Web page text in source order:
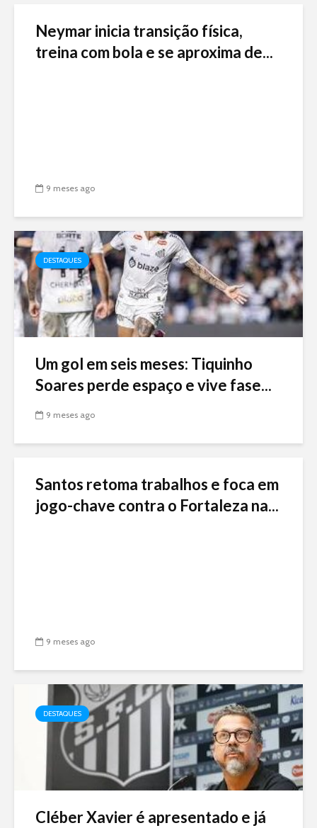
Neymar inicia transição física,
treina com bola e se aproxima de...
9 meses ago
DESTAQUES
Um gol em seis meses: Tiquinho
Soares perde espaço e vive fase...
9 meses ago
Santos retoma trabalhos e foca em
jogo-chave contra o Fortaleza na...
9 meses ago
DESTAQUES
Cléber Xavier é apresentado e já